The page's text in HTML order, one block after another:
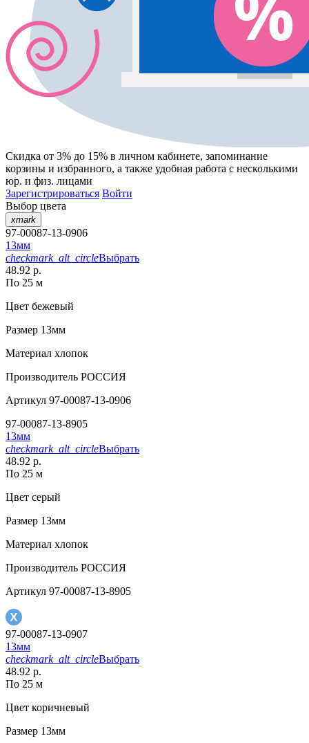
Скидка от 3% до 15% в личном кабинете, запоминание
корзины и избранного, а также удобная работа с несколькими
юр. и физ. лицами
Зарегистрироваться Войти
Выбор цвета
xmark
97-00087-13-0906
13мм
checkmark_alt_circleВыбрать
48.92 р.
По 25 м
Цвет бежевый
Размер 13мм
Материал хлопок
Производитель РОССИЯ
Артикул 97-00087-13-0906
97-00087-13-8905
13мм
checkmark_alt_circleВыбрать
48.92 р.
По 25 м
Цвет серый
Размер 13мм
Материал хлопок
Производитель РОССИЯ
Артикул 97-00087-13-8905
97-00087-13-0907
13мм
checkmark_alt_circleВыбрать
48.92 р.
По 25 м
Цвет коричневый
Размер 13мм